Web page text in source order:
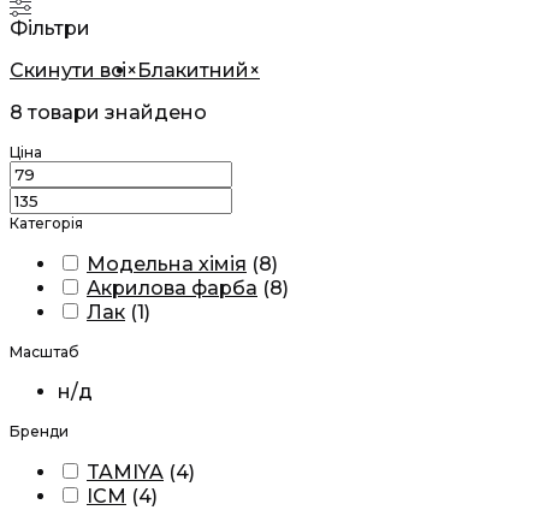
Фільтри
Скинути всі×Блакитний ×
8 товари знайдено
Ціна
Категорія
Модельна хімія (8)
Акрилова фарба (8)
Лак (1)
Масштаб
н/д
Бренди
TAMIYA (4)
ICM (4)